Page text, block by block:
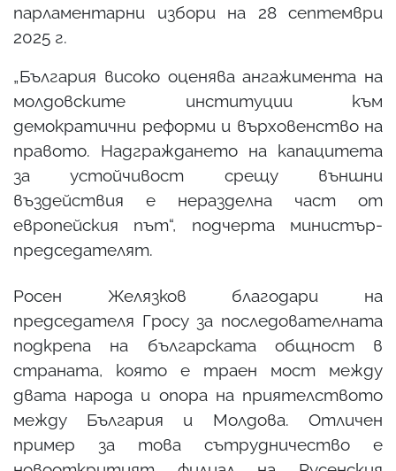
парламентарни избори на 28 септември
2025 г.
„България високо оценява ангажимента на
молдовските институции към
демократични реформи и върховенство на
правото. Надграждането на капацитета
за устойчивост срещу външни
въздействия е неразделна част от
европейския път“, подчерта министър-
председателят.
Росен Желязков благодари на
председателя Гросу за последователната
подкрепа на българската общност в
страната, която е траен мост между
двата народа и опора на приятелството
между България и Молдова. Отличен
пример за това сътрудничество е